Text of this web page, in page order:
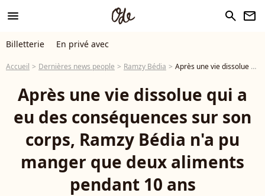
menu search newsletter
Billetterie En privé avec
Accueil Dernières news people Ramzy Bédia Après une vie dissolue qui a eu des conséquences sur son corps, Ramzy Bédia n'a pu manger que deux aliments pendant 10 ans
Après une vie dissolue qui a
eu des conséquences sur son
corps, Ramzy Bédia n'a pu
manger que deux aliments
pendant 10 ans